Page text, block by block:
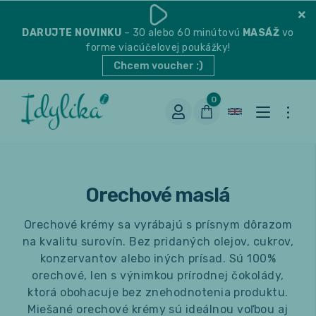
DARUJTE NOVINKU – 30 alebo 60 minútovú MASÁŽ vo
forme viacúčelovej poukážky!
Chcem voucher :)
Vhodná na espresso
Vhodná na filter
Balené čaje
0
Orechové maslá
Orechové krémy sa vyrábajú s prísnym dôrazom
na kvalitu surovín. Bez pridaných olejov, cukrov,
konzervantov alebo iných prísad. Sú 100%
orechové, len s výnimkou prírodnej čokolády,
ktorá obohacuje bez znehodnotenia produktu.
Miešané orechové krémy sú ideálnou voľbou aj